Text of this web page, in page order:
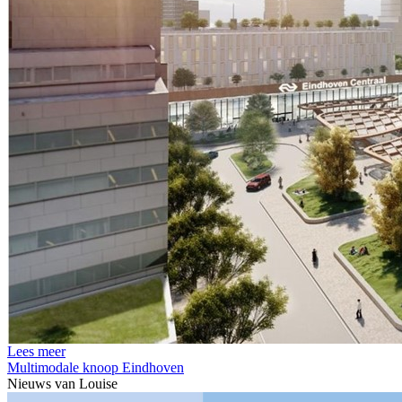
Lees meer
Multimodale knoop Eindhoven
Nieuws van Louise